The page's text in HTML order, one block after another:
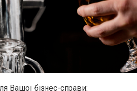
Вашої бізнес-справи: